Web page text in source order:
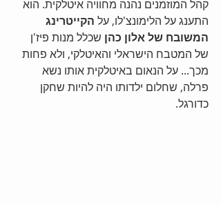
קהל המוזמנים נהנה מחוויה איטלקית. הוא
התענג על הלימונצ'לו, על הקייטרינג
המשובח של אלון כהן שכלל מנות פיז'ן
של המטבח הישראלי והאיטלקי, ולא פחות
מכך... על הנאום באיטלקית אותו נשא
פרלה, שחלום ילדותו היה להיות שחקן
כדורגל.